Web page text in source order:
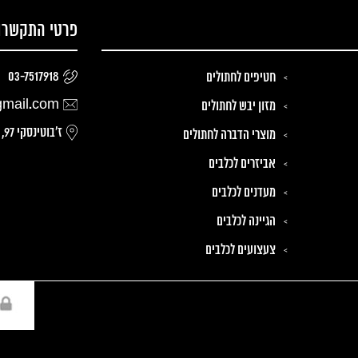
חטיפים לחתולים
מזון יבש לחתולים
מוצרי הדברה לחתולים
אביזרים לכלבים
מעדנים לכלבים
הגיינה לכלבים
צעצועים לכלבים
פרטי
03-7517918
ז׳בוטינסקי 97, רמת גן